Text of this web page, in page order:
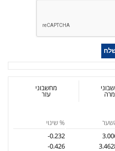
מחשבוני
עזר
% שינוי
-0.232
-0.426